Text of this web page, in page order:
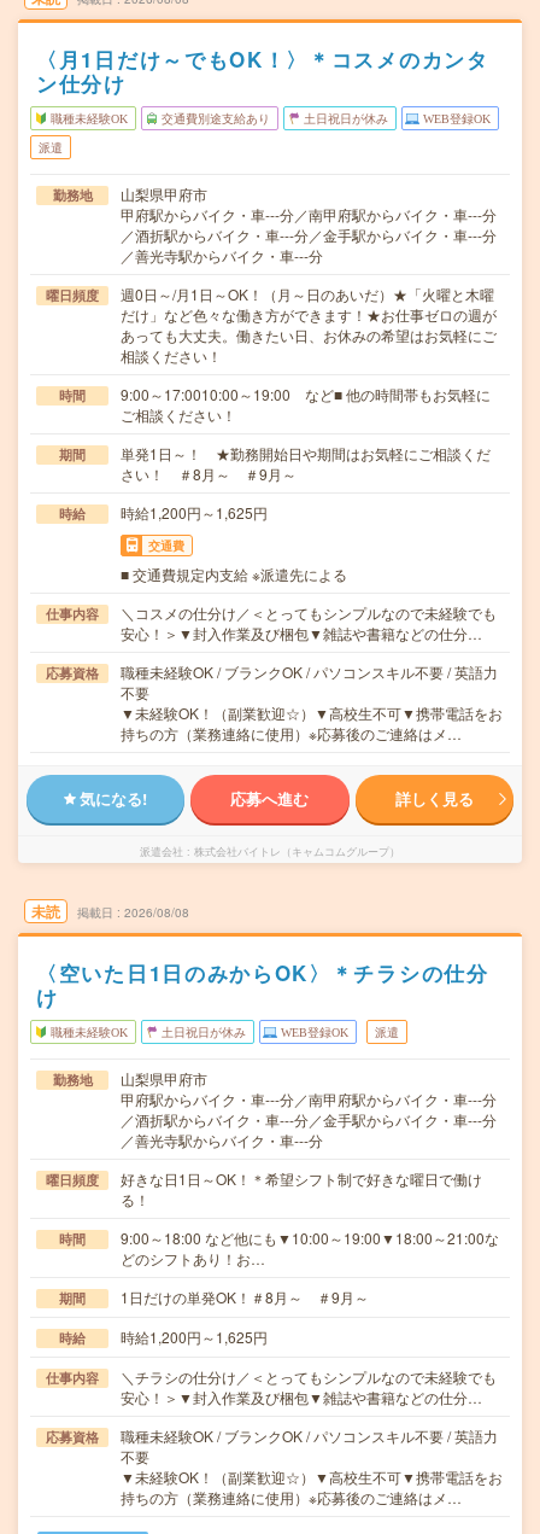
〈月1日だけ～でもOK！〉＊コスメのカンタ
ン仕分け
職種未経験OK 交通費別途支給あり 土日祝日が休み WEB登録OK
派遣
勤務地
山梨県甲府市
甲府駅からバイク・車---分／南甲府駅からバイク・車---分
／酒折駅からバイク・車---分／金手駅からバイク・車---分
／善光寺駅からバイク・車---分
曜日頻度
週0日～/月1日～OK！（月～日のあいだ）★「火曜と木曜
だけ」など色々な働き方ができます！★お仕事ゼロの週が
あっても大丈夫。働きたい日、お休みの希望はお気軽にご
相談ください！
時間
9:00～17:0010:00～19:00 など■ 他の時間帯もお気軽に
ご相談ください！
期間
単発1日～！ ★勤務開始日や期間はお気軽にご相談くだ
さい！ ＃8月～ ＃9月～
時給 時給1,200円～1,625円
交通費
■ 交通費規定内支給 ※派遣先による
仕事内容
＼コスメの仕分け／＜とってもシンプルなので未経験でも
安心！＞▼封入作業及び梱包▼雑誌や書籍などの仕分…
応募資格
職種未経験OK / ブランクOK / パソコンスキル不要 / 英語力
不要
▼未経験OK！（副業歓迎☆）▼高校生不可▼携帯電話をお
持ちの方（業務連絡に使用）※応募後のご連絡はメ…
気になる! 応募へ進む 詳しく見る
派遣会社 株式会社バイトレ（キャムコムグループ）
未読 掲載日 2026/08/08
〈空いた日1日のみからOK〉＊チラシの仕分
け
職種未経験OK 土日祝日が休み WEB登録OK 派遣
勤務地
山梨県甲府市
甲府駅からバイク・車---分／南甲府駅からバイク・車---分
／酒折駅からバイク・車---分／金手駅からバイク・車---分
／善光寺駅からバイク・車---分
曜日頻度
好きな日1日～OK！＊希望シフト制で好きな曜日で働け
る！
時間
9:00～18:00 など他にも▼10:00～19:00▼18:00～21:00な
どのシフトあり！お…
期間 1日だけの単発OK！＃8月～ ＃9月～
時給 時給1,200円～1,625円
仕事内容
＼チラシの仕分け／＜とってもシンプルなので未経験でも
安心！＞▼封入作業及び梱包▼雑誌や書籍などの仕分…
応募資格
職種未経験OK / ブランクOK / パソコンスキル不要 / 英語力
不要
▼未経験OK！（副業歓迎☆）▼高校生不可▼携帯電話をお
持ちの方（業務連絡に使用）※応募後のご連絡はメ…